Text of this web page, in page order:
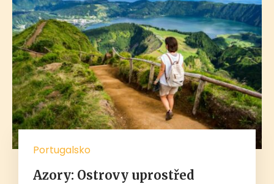
Portugalsko
Azory: Ostrovy uprostřed